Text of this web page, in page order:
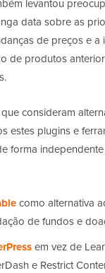
levantou
data sobre as
de preços e a
de produtos
consideram
estes plugins e
forma
como alternativa
de fundos e
em vez de
e Restrict